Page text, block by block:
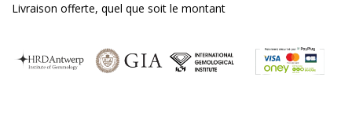
Livraison offerte, quel que soit le montant